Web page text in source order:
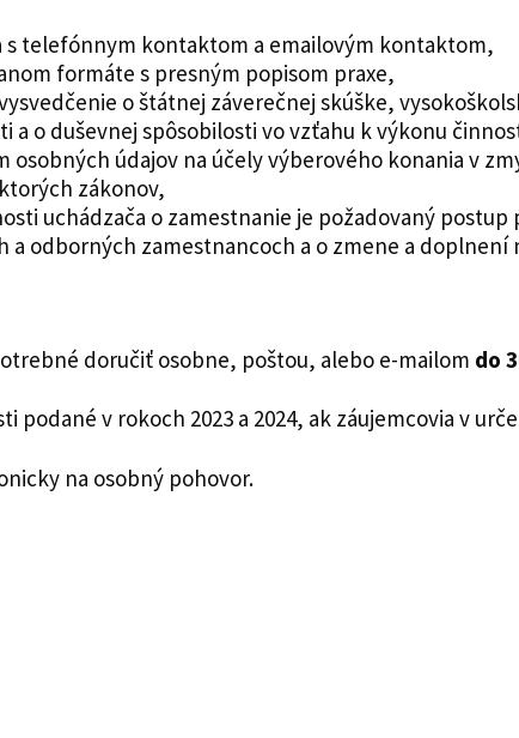
s telefónnym kontaktom a emailovým kontaktom,
formáte s presným popisom praxe,
o štátnej záverečnej skúške,
a o duševnej spôsobilosti vo vzťahu k výkonu
osobných údajov na účely výberového konania v
zákonov,
uchádzača o zamestnanie je požadovaný postup
a odborných zamestnancoch a o zmene a doplnení
doručiť osobne, poštou, alebo e-mailom do
podané v rokoch 2023 a 2024, ak záujemcovia v
na osobný pohovor.